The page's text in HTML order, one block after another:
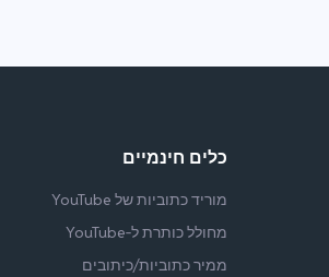
כלים חינמיים
מוריד כתוביות של YouTube
מחולל כותרת ל‑YouTube
ממיר כתוביות/כיתובים